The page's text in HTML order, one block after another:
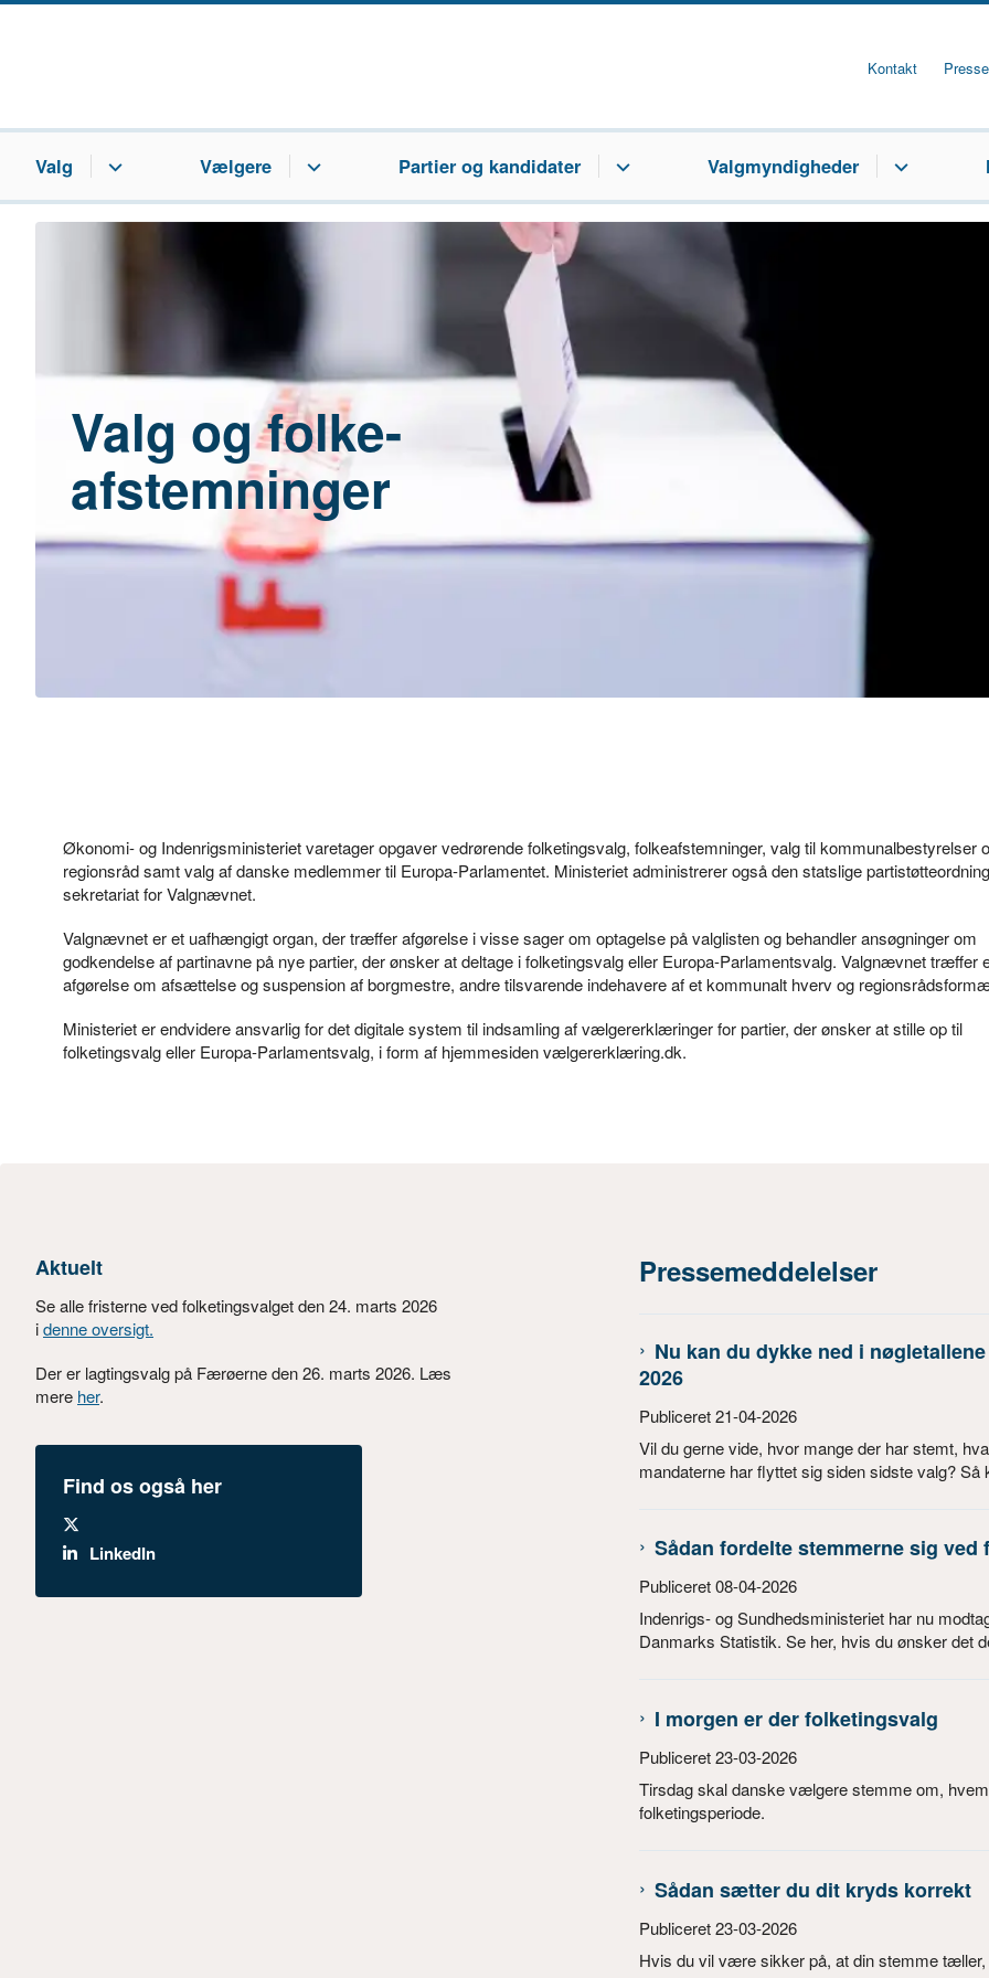
Kontakt Presse
Valg Vælgere Partier og kandidater Valgmyndigheder
Valg og folke-
afstemninger
Økonomi- og Indenrigsministeriet varetager opgaver vedrørende folketingsvalg, folkeafstemninger, valg til kommunalbestyrelser
regionsråd samt valg af danske medlemmer til Europa-Parlamentet. Ministeriet administrerer også den statslige
sekretariat for Valgnævnet.
Valgnævnet er et uafhængigt organ, der træffer afgørelse i visse sager om optagelse på valglisten og behandler ansøgninger om
godkendelse af partinavne på nye partier, der ønsker at deltage i folketingsvalg eller Europa-Parlamentsvalg. Valgnævnet træffer
afgørelse om afsættelse og suspension af borgmestre, andre tilsvarende indehavere af et kommunalt hverv og
Ministeriet er endvidere ansvarlig for det digitale system til indsamling af vælgererklæringer for partier, der ønsker at stille op til
folketingsvalg eller Europa-Parlamentsvalg, i form af hjemmesiden vælgererklæring.dk.
Aktuelt
Se alle fristerne ved folketingsvalget den 24. marts 2026
idenne oversigt.
Der er lagtingsvalg på Færøerne den 26. marts 2026. Læs
mere her.
Find os også her
LinkedIn
Pressemeddelelser
Nu kan du dykke ned i
2026
Publiceret 21-04-2026
Vil du gerne vide, hvor mange der har stemt,
mandaterne har flyttet sig siden sidste valg? Så
Sådan fordelte stemmerne sig
Publiceret 08-04-2026
Indenrigs- og Sundhedsministeriet har nu
Danmarks Statistik. Se her, hvis du ønsker det
I morgen er der folketingsvalg
Publiceret 23-03-2026
Tirsdag skal danske vælgere stemme om,
folketingsperiode.
Sådan sætter du dit kryds korrekt
Publiceret 23-03-2026
Hvis du vil være sikker på, at din stemme